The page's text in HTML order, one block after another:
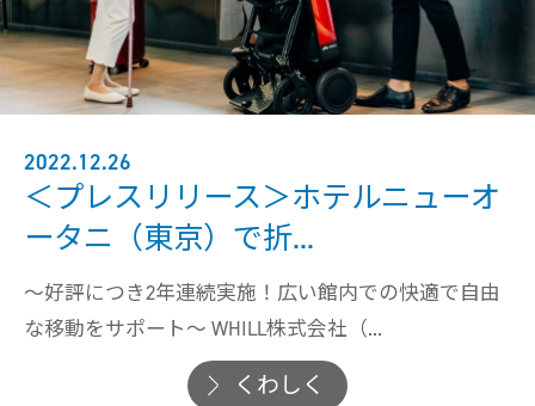
2022.12.26
＜プレスリリース＞ホテルニューオ
ータニ（東京）で折...
〜好評につき2年連続実施！広い館内での快適で自由
な移動をサポート〜 WHILL株式会社（...
くわしく